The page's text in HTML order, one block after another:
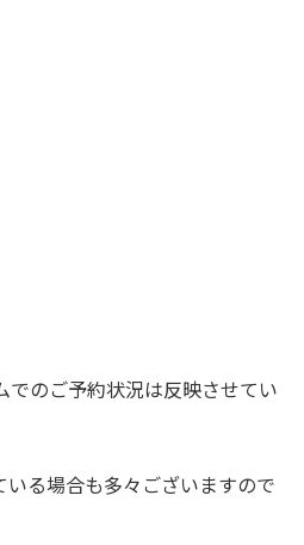
のご予約状況は反映させてい
いる場合も多々ございますので